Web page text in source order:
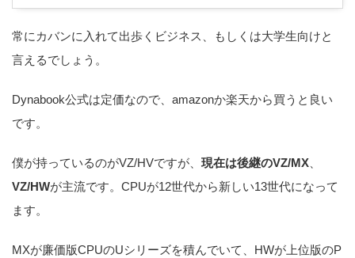
常にカバンに入れて出歩くビジネス、もしくは大学生向けと
言えるでしょう。
Dynabook公式は定価なので、amazonか楽天から買うと良い
です。
僕が持っているのがVZ/HVですが、 現在は後継のVZ/MX
VZ/HWが主流です。CPUが12世代から新しい13世代になって
ます。
MXが廉価版CPUのUシリーズを積んでいて、HWが上位版のP